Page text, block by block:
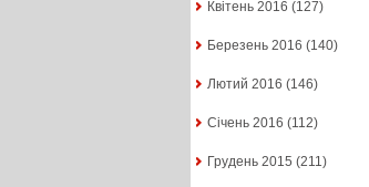
Квітень 2016 (127)
Березень 2016 (140)
Лютий 2016 (146)
Січень 2016 (112)
Грудень 2015 (211)